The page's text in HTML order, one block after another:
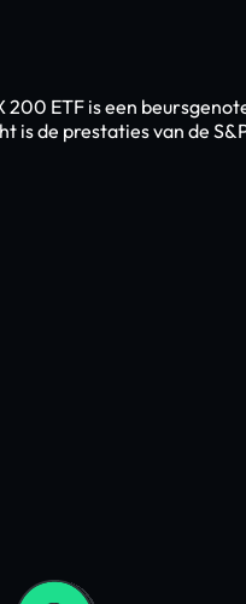
200 ETF is een
is de prestaties van de